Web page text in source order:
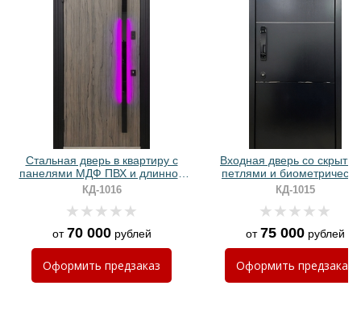
Хочу такую
Хочу такую
Хочу такую
Хочу такую
Стальная дверь в квартиру с
панелями МДФ ПВХ и длинной
ручкой с RGB-подсветкой
КД-1016
от70 000рублей
Оформить предзаказ
Входная дверь со
петлями и
замком (МДФ с
КД-1015
от75 000рублей
Оформить предзаказ